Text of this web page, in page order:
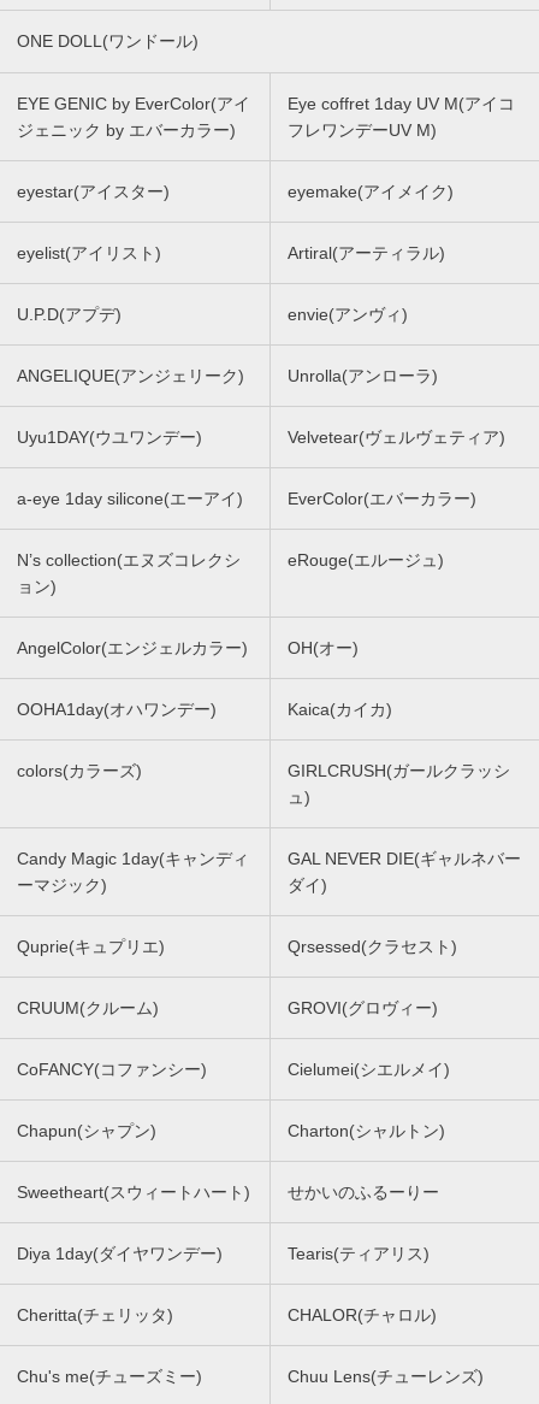
ONE DOLL(ワンドール)
EYE GENIC by EverColor(アイ
ジェニック by エバーカラー)
Eye coffret 1day UV M(アイコ
フレワンデーUV M)
eyestar(アイスター) eyemake(アイメイク)
eyelist(アイリスト) Artiral(アーティラル)
U.P.D(アプデ) envie(アンヴィ)
ANGELIQUE(アンジェリーク) Unrolla(アンローラ)
Uyu1DAY(ウユワンデー) Velvetear(ヴェルヴェティア)
a-eye 1day silicone(エーアイ) EverColor(エバーカラー)
N’s collection(エヌズコレクシ
ョン)
eRouge(エルージュ)
AngelColor(エンジェルカラー) OH(オー)
OOHA1day(オハワンデー) Kaica(カイカ)
colors(カラーズ)
GIRLCRUSH(ガールクラッシ
ュ)
Candy Magic 1day(キャンディ
ーマジック)
GAL NEVER DIE(ギャルネバー
ダイ)
Quprie(キュプリエ) Qrsessed(クラセスト)
CRUUM(クルーム) GROVI(グロヴィー)
CoFANCY(コファンシー) Cielumei(シエルメイ)
Chapun(シャプン) Charton(シャルトン)
Sweetheart(スウィートハート) せかいのふるーりー
Diya 1day(ダイヤワンデー) Tearis(ティアリス)
Cheritta(チェリッタ) CHALOR(チャロル)
Chu's me(チューズミー) Chuu Lens(チューレンズ)